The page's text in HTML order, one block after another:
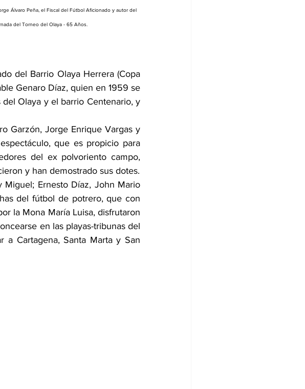
Álvaro Peña, el Fiscal del Fútbol Aficionado y autor del
del Torneo del Olaya - 65 Años.
del Barrio Olaya Herrera (Copa
Genaro Díaz, quien en 1959 se
Olaya y el barrio Centenario, y
Garzón, Jorge Enrique Vargas y
que es propicio para
del ex polvoriento campo,
y han demostrado sus dotes.
Miguel; Ernesto Díaz, John Mario
del fútbol de potrero, que con
la Mona María Luisa, disfrutaron
en las playas-tribunas del
a Cartagena, Santa Marta y San